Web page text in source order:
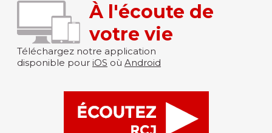
À l'écoute de
votre vie
Téléchargez notre application
disponible pour iOS où Android